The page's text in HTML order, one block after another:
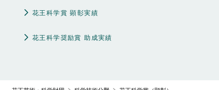
花王科学賞 顕彰実績
花王科学奨励賞 助成実績